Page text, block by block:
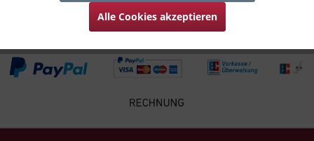
Alle Cookies akzeptieren